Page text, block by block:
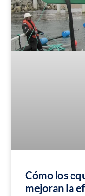
Cómo los
mejoran la